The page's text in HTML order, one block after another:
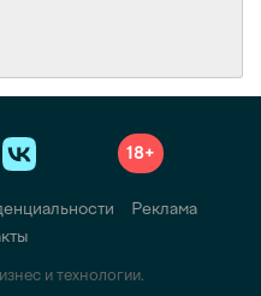
18+
Реклама
и технологии.